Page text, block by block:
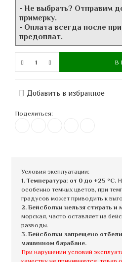
- Не выбрать? Отправим
примерку.
- Оплата всегда после
предоплат.
В
Добавить в избранное
Поделиться:
Условия эксплуатации:
1. Температура: от 0 до +25 °C.
особенно темных цветов, при
градусов может приводить к
2. Бейсболки нельзя стирать и
морская, часто оставляет на
разводы.
3. Бейсболки запрещено
машинном барабане.
При нарушении условий